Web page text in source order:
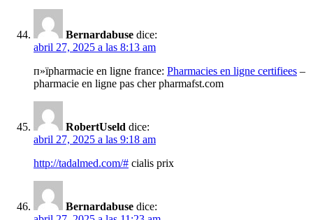
Bernardabuse dice:
abril 27, 2025 a las 8:13 am
п»їpharmacie en ligne france: Pharmacies en ligne certifiees –
pharmacie en ligne pas cher pharmafst.com
RobertUseld dice:
abril 27, 2025 a las 9:18 am
http://tadalmed.com/# cialis prix
Bernardabuse dice: